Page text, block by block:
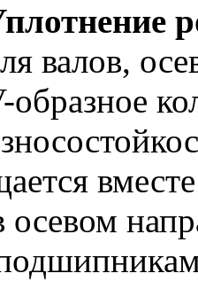
валов,
образное
осевом